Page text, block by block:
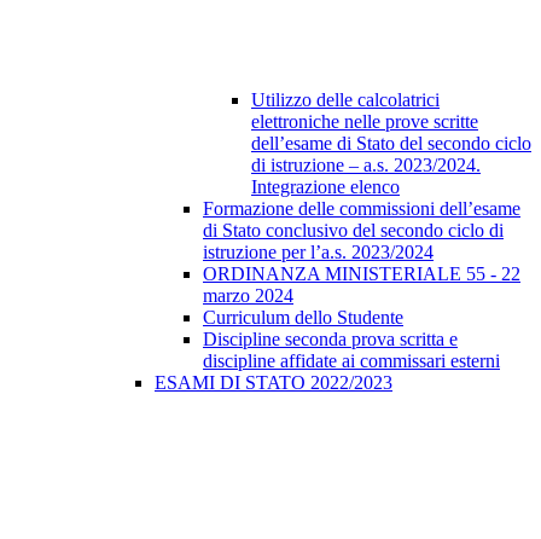
Utilizzo delle calcolatrici
elettroniche nelle prove scritte
dell’esame di Stato del secondo ciclo
di istruzione – a.s. 2023/2024.
Integrazione elenco
Formazione delle commissioni dell’esame
di Stato conclusivo del secondo ciclo di
istruzione per l’a.s. 2023/2024
ORDINANZA MINISTERIALE 55 - 22
marzo 2024
Curriculum dello Studente
Discipline seconda prova scritta e
discipline affidate ai commissari esterni
ESAMI DI STATO 2022/2023